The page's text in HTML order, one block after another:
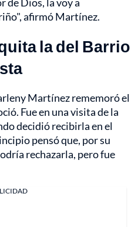
afirmó Martínez.
la del Barrio
Martínez rememoró el
Fue en una visita de la
decidió recibirla en el
pensó que, por su
rechazarla, pero fue